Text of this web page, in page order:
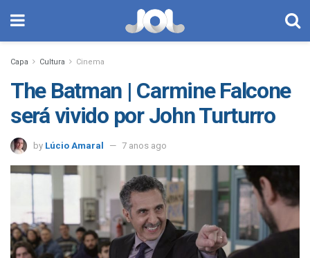
Capa Cultura Cinema
The Batman | Carmine Falcone
será vivido por John Turturro
by Lúcio Amaral 7 anos ago